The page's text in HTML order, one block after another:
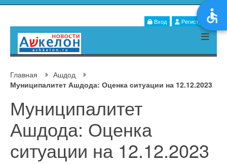
Вход Регистрация
Главная
Ашдод
Муниципалитет Ашдода: Оценка ситуации на 12.12.2023
Муниципалитет
Ашдода: Оценка
ситуации на 12.12.2023